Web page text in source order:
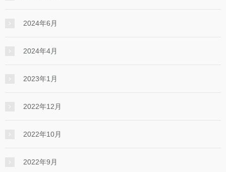
2024年6月
2024年4月
2023年1月
2022年12月
2022年10月
2022年9月